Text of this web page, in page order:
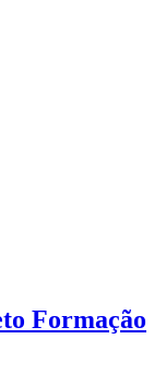
Formação